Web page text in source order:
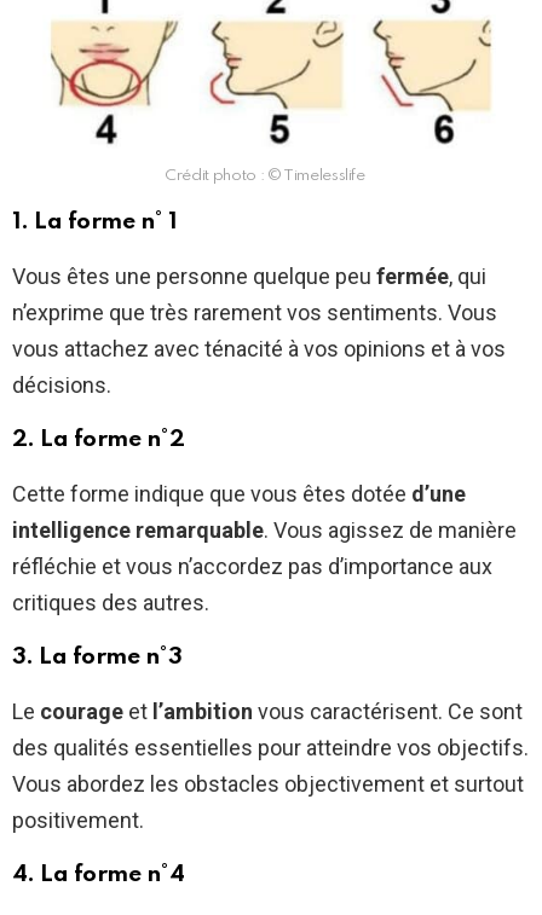
Crédit photo : © Timelesslife
1. La forme n° 1
Vous êtes une personne quelque peu fermée, qui
n’exprime que très rarement vos sentiments. Vous
vous attachez avec ténacité à vos opinions et à vos
décisions.
2. La forme n°2
Cette forme indique que vous êtes dotée d’une
intelligence remarquable. Vous agissez de manière
réfléchie et vous n’accordez pas d’importance aux
critiques des autres.
3. La forme n°3
Le courage et l’ambition vous caractérisent. Ce sont
des qualités essentielles pour atteindre vos objectifs.
Vous abordez les obstacles objectivement et surtout
positivement.
4. La forme n°4